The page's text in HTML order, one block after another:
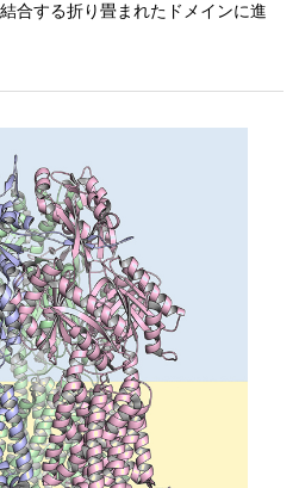
合する折り畳まれたドメインに進